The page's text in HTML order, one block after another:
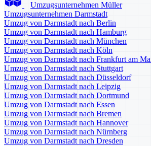
Umzugsunternehmen Müller
Umzugsunternehmen Darmstadt
Umzug von Darmstadt nach Berlin
Umzug von Darmstadt nach Hamburg
Umzug von Darmstadt nach München
Umzug von Darmstadt nach Köln
Umzug von Darmstadt nach Frankfurt am
Umzug von Darmstadt nach Stuttgart
Umzug von Darmstadt nach Düsseldorf
Umzug von Darmstadt nach Leipzig
Umzug von Darmstadt nach Dortmund
Umzug von Darmstadt nach Essen
Umzug von Darmstadt nach Bremen
Umzug von Darmstadt nach Hannover
Umzug von Darmstadt nach Nürnberg
Umzug von Darmstadt nach Dresden